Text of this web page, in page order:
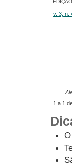
EDIÇÃO
v. 3, n.
1 a 1